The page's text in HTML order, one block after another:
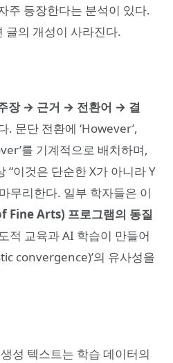
주 등장한다는 분석이 있다.
글의 개성이 사라진다.
장 → 근거 → 전환어 → 결
. 문단 전환에 ‘However’,
를 기계적으로 배치하며,
“이것은 단순한 X가 아니라 Y
무리한다. 일부 학자들은 이
Fine Arts) 프로그램의 동질
적 교육과 AI 학습이 만들어
convergence)’의 유사성을
성 텍스트는 학습 데이터의